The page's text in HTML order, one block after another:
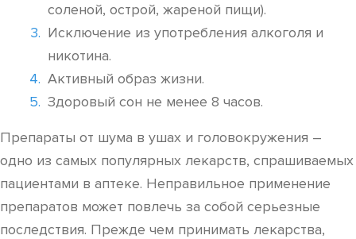
соленой, острой, жареной пищи).
Исключение из употребления алкоголя и
никотина.
Активный образ жизни.
Здоровый сон не менее 8 часов.
Препараты от шума в ушах и головокружения –
одно из самых популярных лекарств, спрашиваемых
пациентами в аптеке. Неправильное применение
препаратов может повлечь за собой серьезные
последствия. Прежде чем принимать лекарства,